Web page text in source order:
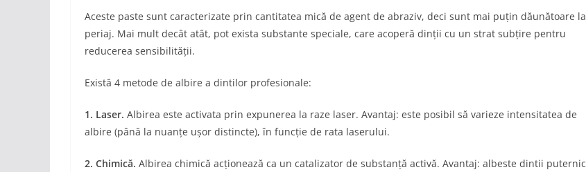
Aceste paste sunt caracterizate prin cantitatea mică de agent de abraziv, deci sunt mai puțin dăunătoare la
periaj. Mai mult decât atât, pot exista substante speciale, care acoperă dinții cu un strat subțire pentru
reducerea sensibilității.
Există 4 metode de albire a dintilor profesionale:
1. Laser. Albirea este activata prin expunerea la raze laser. Avantaj: este posibil să varieze intensitatea de
albire (până la nuanțe ușor distincte), în funcție de rata laserului.
2. Chimică. Albirea chimică acționează ca un catalizator de substanță activă. Avantaj: albeste dintii puternic